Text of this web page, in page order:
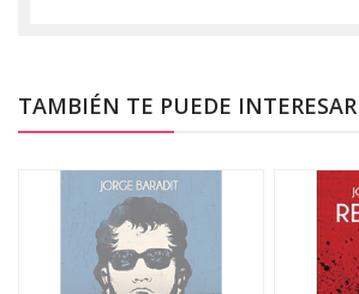
TAMBIÉN TE PUEDE INTERESAR